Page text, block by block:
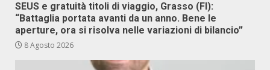
SEUS e gratuità titoli di viaggio, Grasso (FI):
“Battaglia portata avanti da un anno. Bene le
aperture, ora si risolva nelle variazioni di bilancio”
8 Agosto 2026